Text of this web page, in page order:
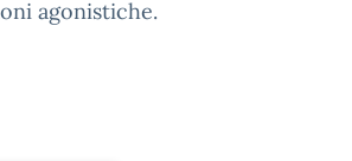
agonistiche.